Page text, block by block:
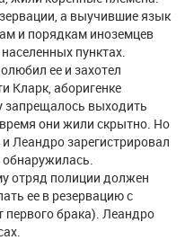
а выучившие язык
и порядкам иноземцев
пунктах.
ее и захотел
Кларк, аборигенке
запрещалось выходить
они жили скрытно. Но
Леандро зарегистрировал
обнаружилась.
отряд полиции должен
ее в резервацию с
первого брака). Леандро